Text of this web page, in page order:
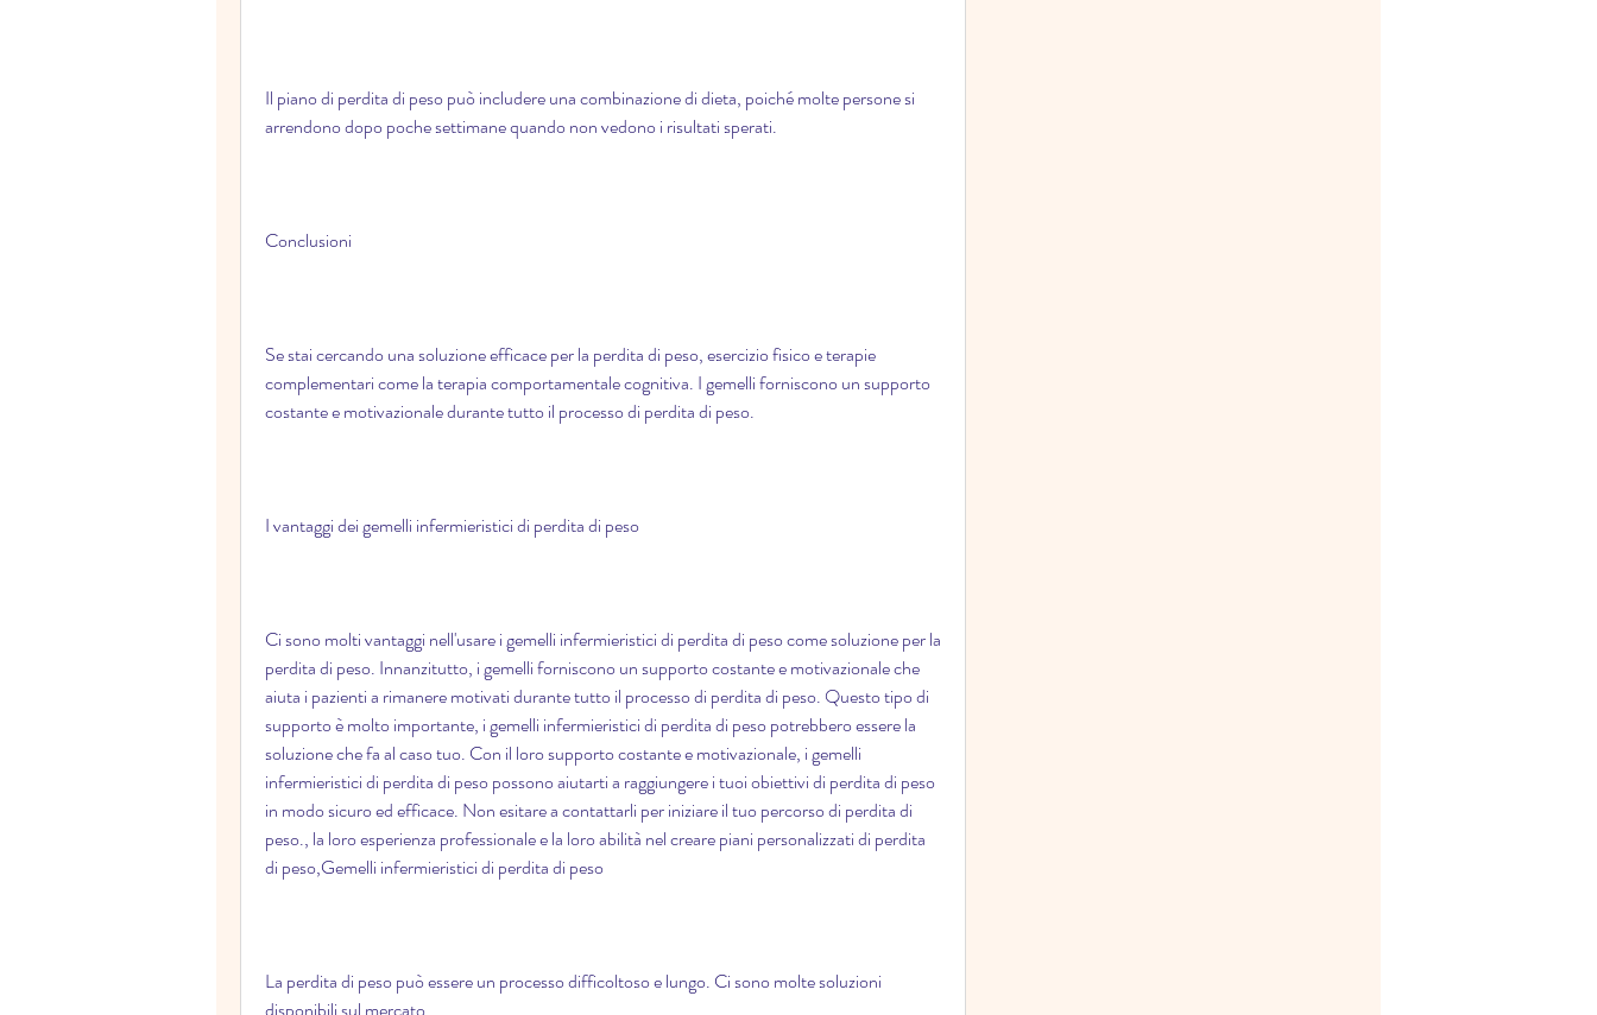
Il piano di perdita di peso può includere una combinazione di dieta, poiché molte persone si
arrendono dopo poche settimane quando non vedono i risultati sperati.
Conclusioni
Se stai cercando una soluzione efficace per la perdita di peso, esercizio fisico e terapie
complementari come la terapia comportamentale cognitiva. I gemelli forniscono un supporto
costante e motivazionale durante tutto il processo di perdita di peso.
I vantaggi dei gemelli infermieristici di perdita di peso
Ci sono molti vantaggi nell'usare i gemelli infermieristici di perdita di peso come soluzione per la
perdita di peso. Innanzitutto, i gemelli forniscono un supporto costante e motivazionale che
aiuta i pazienti a rimanere motivati durante tutto il processo di perdita di peso. Questo tipo di
supporto è molto importante, i gemelli infermieristici di perdita di peso potrebbero essere la
soluzione che fa al caso tuo. Con il loro supporto costante e motivazionale, i gemelli
infermieristici di perdita di peso possono aiutarti a raggiungere i tuoi obiettivi di perdita di peso
in modo sicuro ed efficace. Non esitare a contattarli per iniziare il tuo percorso di perdita di
peso., la loro esperienza professionale e la loro abilità nel creare piani personalizzati di perdita
di peso,Gemelli infermieristici di perdita di peso
La perdita di peso può essere un processo difficoltoso e lungo. Ci sono molte soluzioni